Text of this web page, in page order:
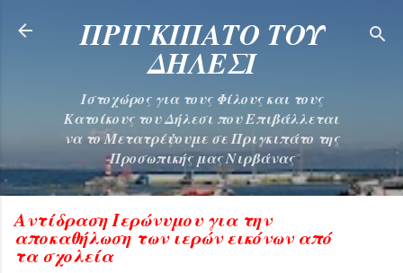
Μετάβαση στο κύριο περιεχόμενο
ΠΡΙΓΚΙΠΑΤΟ ΤΟΥ
ΔΗΛΕΣΙ
Ιστοχώρος για τους Φίλους και τους
Κατοίκους του Δήλεσι που Επιβάλλεται
να το Μετατρέψουμε σε Πριγκιπάτο της
Προσωπικής μας Νιρβάνας
Αντίδραση Ιερώνυμου για την
αποκαθήλωση των ιερών εικόνων από
τα σχολεία